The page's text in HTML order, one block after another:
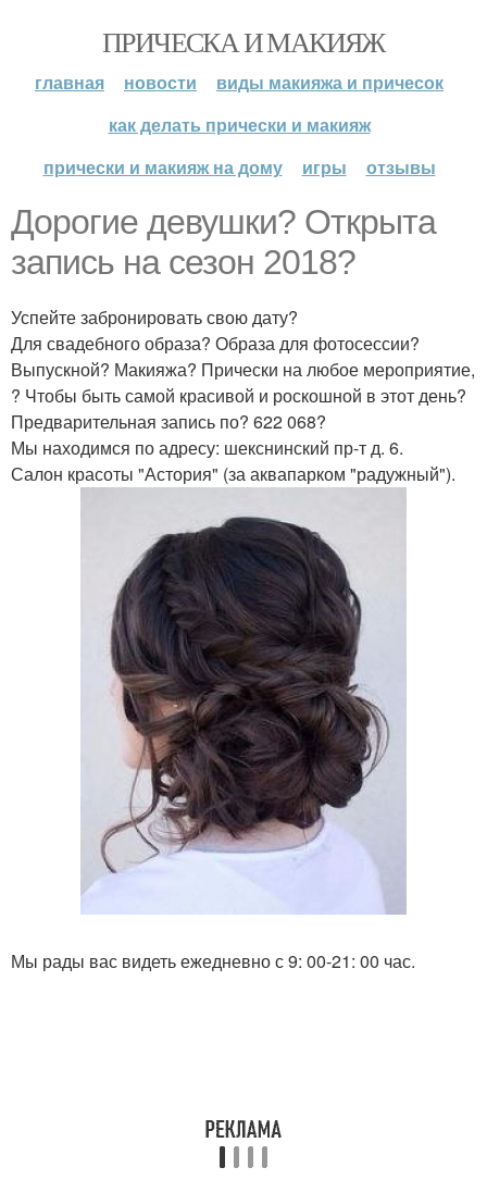
ПРИЧЕСКА И МАКИЯЖ
главная новости
виды макияжа и причесок
как делать прически и макияж
прически и макияж на дому
игры отзывы
Дорогие девушки? Открыта
запись на сезон 2018?
Успейте забронировать свою дату?
Для свадебного образа? Образа для фотосессии?
Выпускной? Макияжа? Прически на любое мероприятие,
? Чтобы быть самой красивой и роскошной в этот день?
Предварительная запись по? 622 068?
Мы находимся по адресу: шекснинский пр-т д. 6.
Салон красоты "Астория" (за аквапарком "радужный").
Мы рады вас видеть ежедневно с 9: 00-21: 00 час.